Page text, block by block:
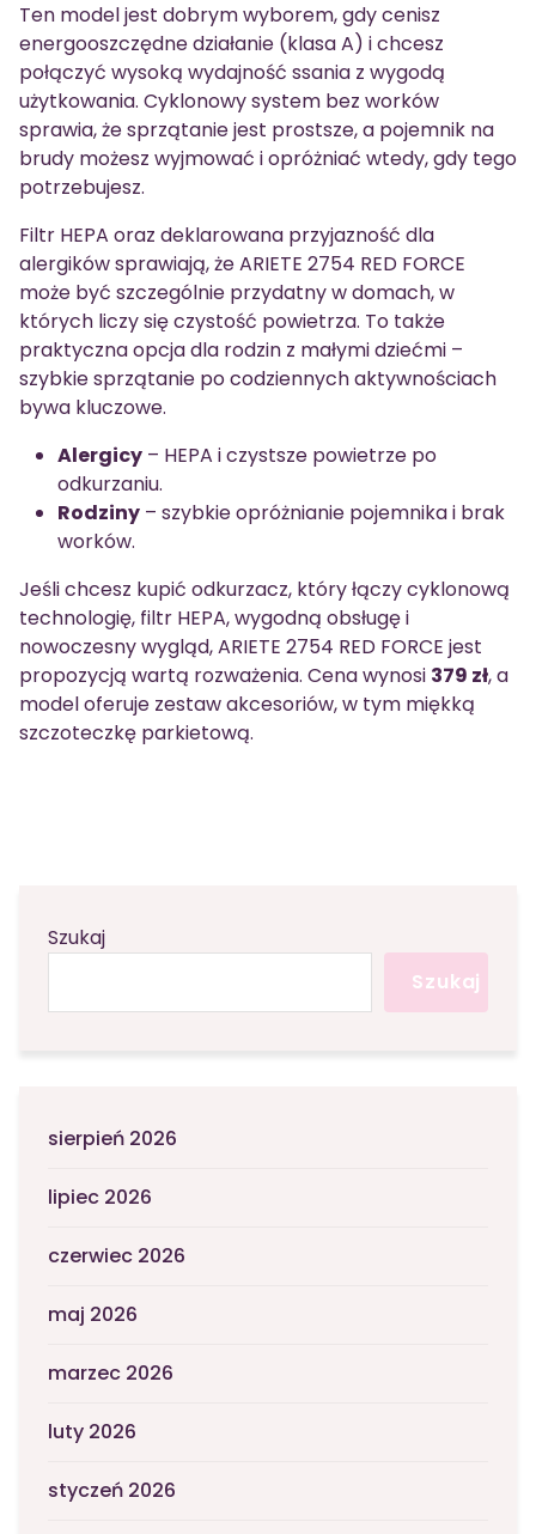
Ten model jest dobrym wyborem, gdy cenisz
energooszczędne działanie (klasa A) i chcesz
połączyć wysoką wydajność ssania z wygodą
użytkowania. Cyklonowy system bez worków
sprawia, że sprzątanie jest prostsze, a pojemnik na
brudy możesz wyjmować i opróżniać wtedy, gdy tego
potrzebujesz.
Filtr HEPA oraz deklarowana przyjazność dla
alergików sprawiają, że ARIETE 2754 RED FORCE
może być szczególnie przydatny w domach, w
których liczy się czystość powietrza. To także
praktyczna opcja dla rodzin z małymi dziećmi –
szybkie sprzątanie po codziennych aktywnościach
bywa kluczowe.
Alergicy – HEPA i czystsze powietrze po
odkurzaniu.
Rodziny – szybkie opróżnianie pojemnika i brak
worków.
Jeśli chcesz kupić odkurzacz, który łączy cyklonową
technologię, filtr HEPA, wygodną obsługę i
nowoczesny wygląd, ARIETE 2754 RED FORCE jest
propozycją wartą rozważenia. Cena wynosi 379 zł, a
model oferuje zestaw akcesoriów, w tym miękką
szczoteczkę parkietową.
Szukaj
Szukaj
sierpień 2026
lipiec 2026
czerwiec 2026
maj 2026
marzec 2026
luty 2026
styczeń 2026